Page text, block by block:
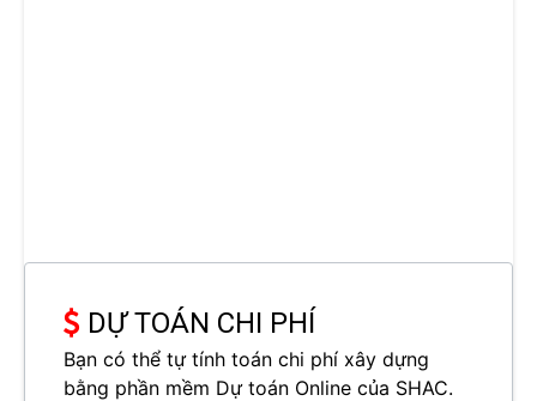
DỰ TOÁN CHI PHÍ
Bạn có thể tự tính toán chi phí xây dựng
bằng phần mềm Dự toán Online của SHAC.